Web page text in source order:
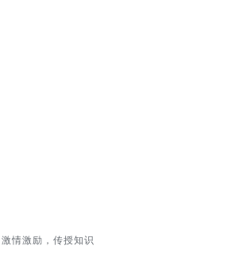
激情激励，传授知识